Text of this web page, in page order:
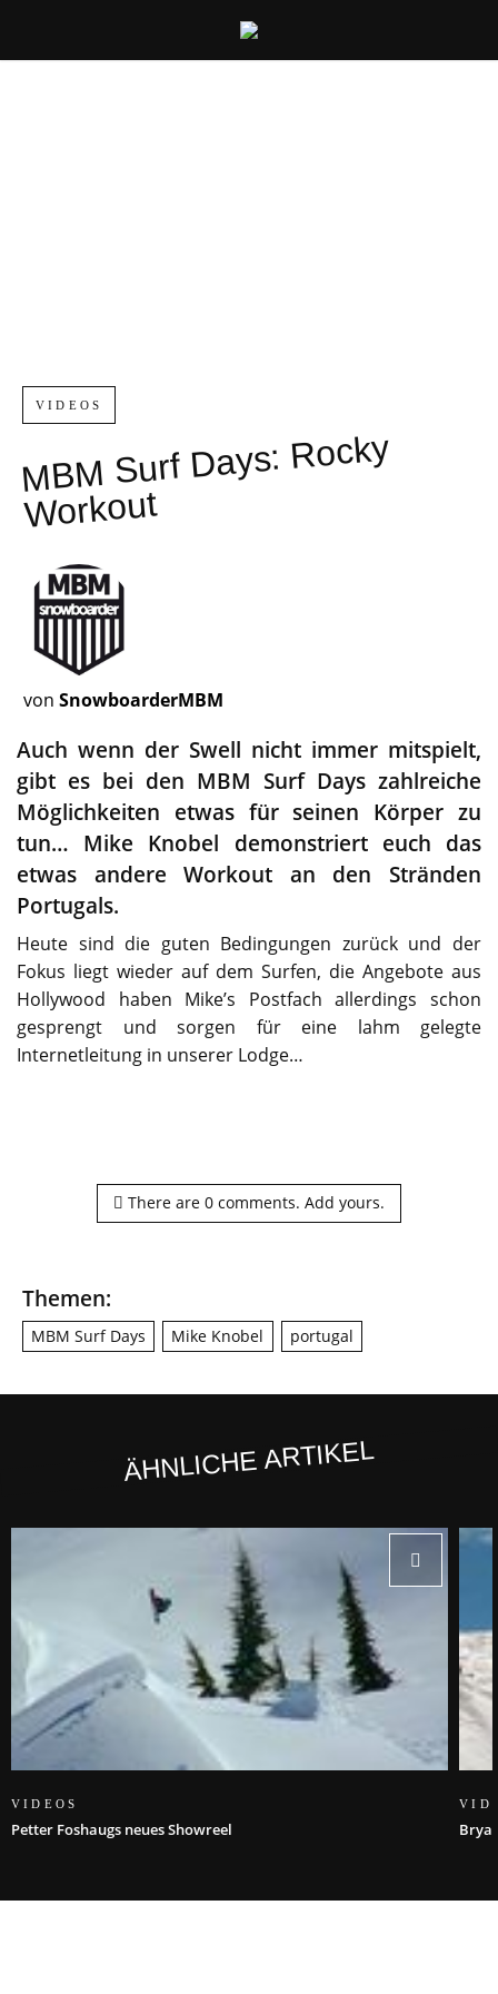
VIDEOS
MB
M Surf
Days:
Rocky
Workout
von SnowboarderMBM
Auch wenn der Swell nicht immer mitspielt,
gibt es bei den MBM Surf Days zahlreiche
Möglichkeiten etwas für seinen Körper zu
tun… Mike Knobel demonstriert euch das
etwas andere Workout an den Stränden
Portugals.
Heute sind die guten Bedingungen zurück und der
Fokus liegt wieder auf dem Surfen, die Angebote aus
Hollywood haben Mike’s Postfach allerdings schon
gesprengt und sorgen für eine lahm gelegte
Internetleitung in unserer Lodge…
There are 0 comments. Add yours.
Themen:
MBM Surf Days Mike Knobel portugal
ÄHNLICHE ARTIKEL
VIDEOS
Petter Foshaugs neues Showreel